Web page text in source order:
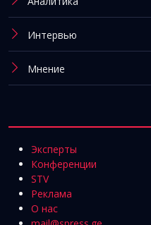
Интервью
Мнение
Эксперты
Конференции
STV
Реклама
О нас